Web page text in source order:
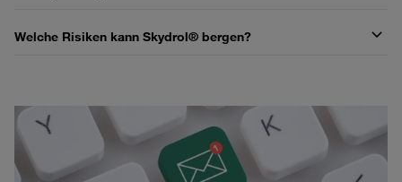
Welche Risiken kann Skydrol® bergen?